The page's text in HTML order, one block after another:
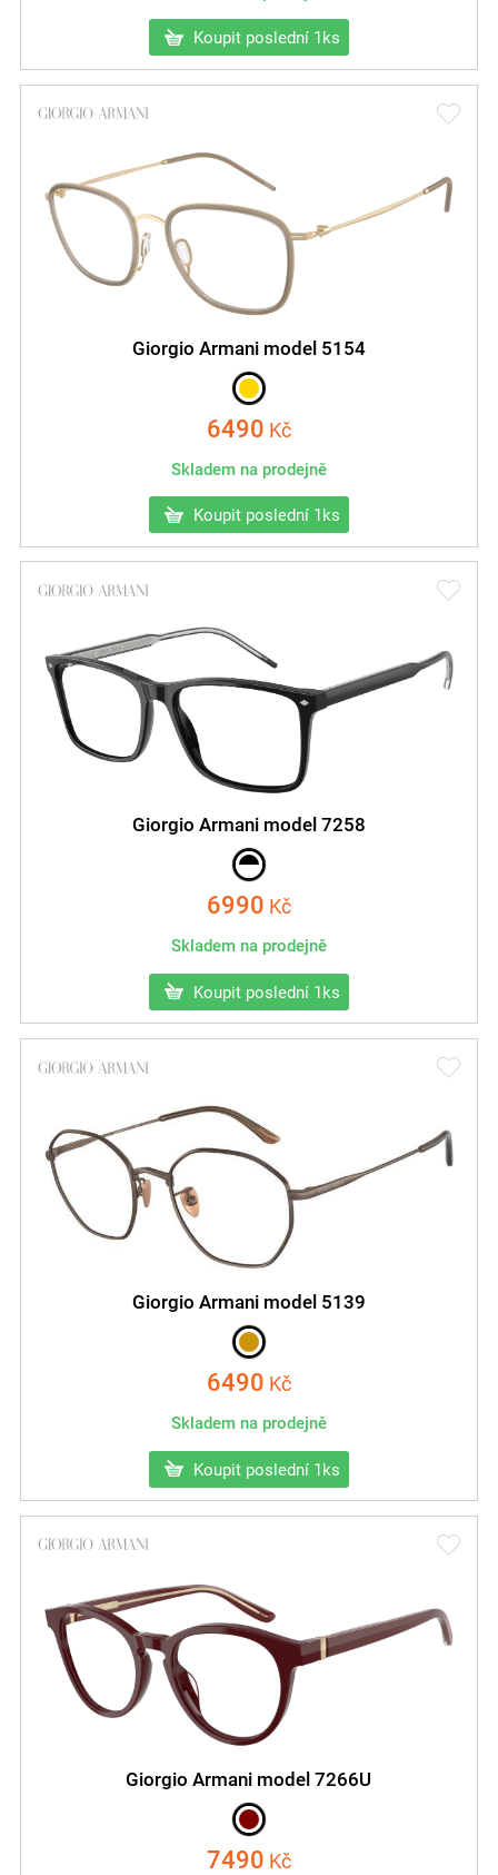
Koupit poslední 1ks
Giorgio Armani model 5154
6490 Kč
Skladem na prodejně
Koupit poslední 1ks
Giorgio Armani model 7258
6990 Kč
Skladem na prodejně
Koupit poslední 1ks
Giorgio Armani model 5139
6490 Kč
Skladem na prodejně
Koupit poslední 1ks
Giorgio Armani model 7266U
7490 Kč